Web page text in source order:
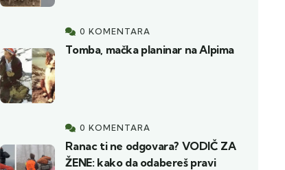
0 KOMENTARA
Tomba, mačka planinar na Alpima
0 KOMENTARA
Ranac ti ne odgovara? VODIČ ZA
ŽENE: kako da odabereš pravi